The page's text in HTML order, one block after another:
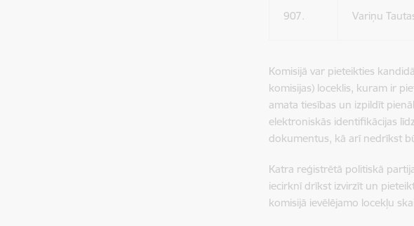
907. Variņu
Komisijā var pieteikties
komisijas) loceklis, kuram ir
amata tiesības un izpildīt
elektroniskās identifikācijas
dokumentus, kā arī nedrīkst
Katra reģistrētā politiskā
iecirknī drīkst izvirzīt un
komisijā ievēlējamo locekļu